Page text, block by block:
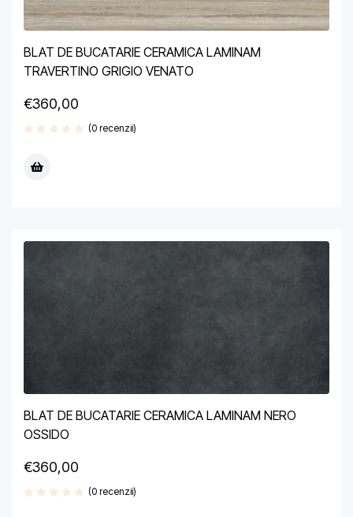
BLAT DE BUCATARIE CERAMICA LAMINAM
TRAVERTINO GRIGIO VENATO
€360,00
(0 recenzii)
BLAT DE BUCATARIE CERAMICA LAMINAM NERO
OSSIDO
€360,00
(0 recenzii)